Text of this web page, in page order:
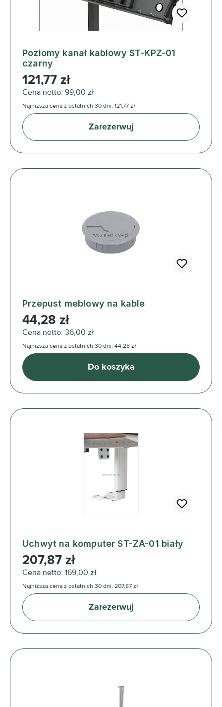
Poziomy kanał kablowy ST-KPZ-01
czarny
Cena regularna:
121,77 zł
Cena netto: 99,00 zł
Najniższa cena z ostatnich 30 dni: 121,77 zł
Zarezerwuj
Przepust meblowy na kable
Cena regularna:
44,28 zł
Cena netto: 36,00 zł
Najniższa cena z ostatnich 30 dni: 44,28 zł
Do koszyka
Uchwyt na komputer ST-ZA-01 biały
Cena regularna:
207,87 zł
Cena netto: 169,00 zł
Najniższa cena z ostatnich 30 dni: 207,87 zł
Zarezerwuj